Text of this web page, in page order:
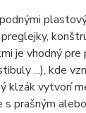
je vhodný
...), kde
klzák vytvorí
prašným